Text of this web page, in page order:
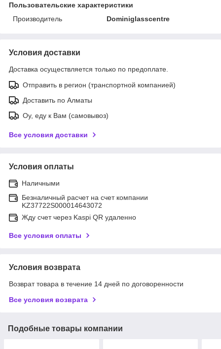
Пользовательские характеристики
Производитель
Dominiglasscentre
Условия доставки
Доставка осуществляется только по предоплате.
Отправить в регион (транспортной компанией)
Доставить по Алматы
Оу, еду к Вам (самовывоз)
Все условия доставки
Условия оплаты
Наличными
Безналичный расчет на счет компании
KZ37722S000014643072
Жду счет через Kaspi QR удаленно
Все условия оплаты
Условия возврата
Возврат товара в течение 14 дней по договоренности
Все условия возврата
Подобные товары компании